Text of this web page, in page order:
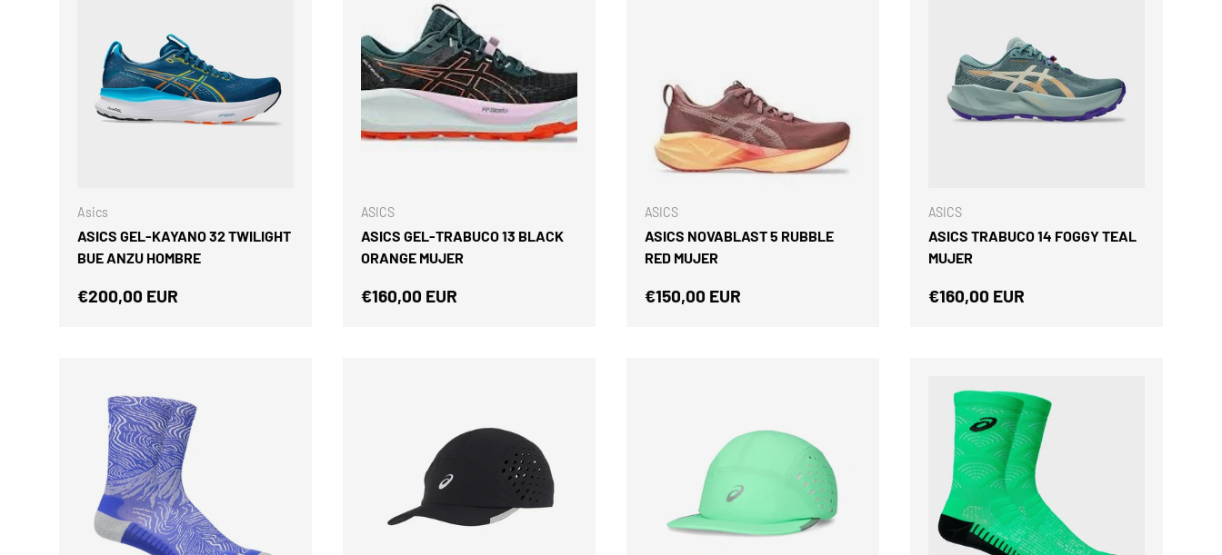
Asics
ASICS GEL-KAYANO 32 TWILIGHT
BUE ANZU HOMBRE
Precio normal
€200,00 EUR
ASICS
ASICS GEL-TRABUCO 13 BLACK
ORANGE MUJER
Precio normal
€160,00 EUR
ASICS
ASICS NOVABLAST 5 RUBBLE
RED MUJER
Precio normal
€150,00 EUR
ELEGIR OPCIONES
ASICS
ASICS TRABUCO 14 FOGGY TEAL
MUJER
Precio normal
€160,00 EUR